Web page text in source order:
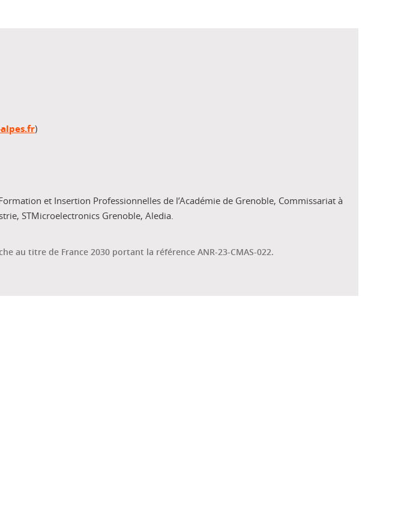
)
et Insertion Professionnelles de l’Académie de Grenoble, Commissariat à
STMicroelectronics Grenoble, Aledia.
au titre de France 2030 portant la référence ANR-23-CMAS-022.